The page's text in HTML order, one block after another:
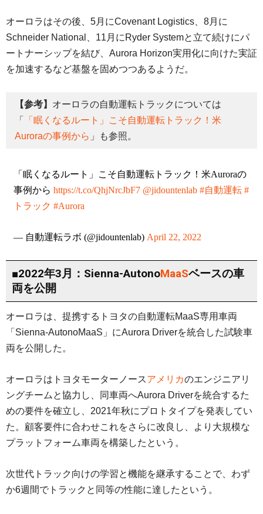
オーロラはその後、5月にCovenant Logistics、8月に
Schneider National、11月にRyder Systemと立て続けにパ
ートナーシップを結び、Aurora Horizon実用化に向けた実証
を加速するなど基盤を固めつつあるようだ。
【参考】 オーロラの自動運転トラックについては
「
「眠くなるルート」こそ自動運転トラック！米
Auroraの事例から 」も参照。
「眠くなるルート」こそ自動運転トラック！米Auroraの
事例から https://t.co/QhjNrcJbF7 @jidountenlab #自動運転 #
トラック #Aurora
— 自動運転ラボ (@jidountenlab) April 22, 2022
■2022年3月：Sienna-AutonoMaaSベースの車
両を公開
オーロラは、提携するトヨタの自動運転MaaS専用車両
「Sienna-AutonoMaaS」にAurora Driverを統合した試験車
両を公開した。
オーロラはトヨタモーターノースアメリカのエンジニアリ
ングチームと協力し、同車両へAurora Driverを統合するた
めの要件を確立し、2021年秋にプロトタイプを発表してい
た。顧客要件に合わせこれをさらに改良し、より大規模な
プラットフォーム車両を構築したという。
次世代トラック向けの学習と機能を継承することで、わず
か6週間でトラックと同等の性能に達したという。